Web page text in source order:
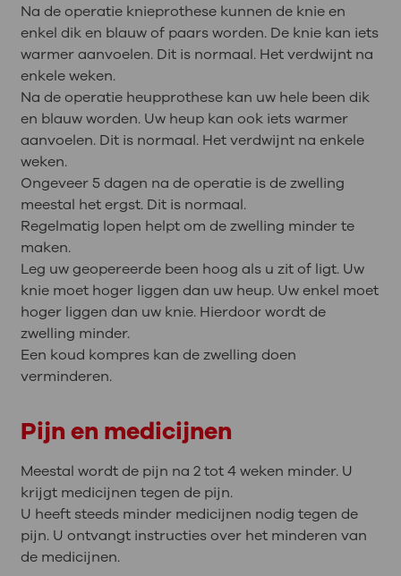
Na de operatie knieprothese kunnen de knie en
enkel dik en blauw of paars worden. De knie kan iets
warmer aanvoelen. Dit is normaal. Het verdwijnt na
enkele weken.
Na de operatie heupprothese kan uw hele been dik
en blauw worden. Uw heup kan ook iets warmer
aanvoelen. Dit is normaal. Het verdwijnt na enkele
weken.
Ongeveer 5 dagen na de operatie is de zwelling
meestal het ergst. Dit is normaal.
Regelmatig lopen helpt om de zwelling minder te
maken.
Leg uw geopereerde been hoog als u zit of ligt. Uw
knie moet hoger liggen dan uw heup. Uw enkel moet
hoger liggen dan uw knie. Hierdoor wordt de
zwelling minder.
Een koud kompres kan de zwelling doen
verminderen.
Pijn en medicijnen
Meestal wordt de pijn na 2 tot 4 weken minder. U
krijgt medicijnen tegen de pijn.
U heeft steeds minder medicijnen nodig tegen de
pijn. U ontvangt instructies over het minderen van
de medicijnen.